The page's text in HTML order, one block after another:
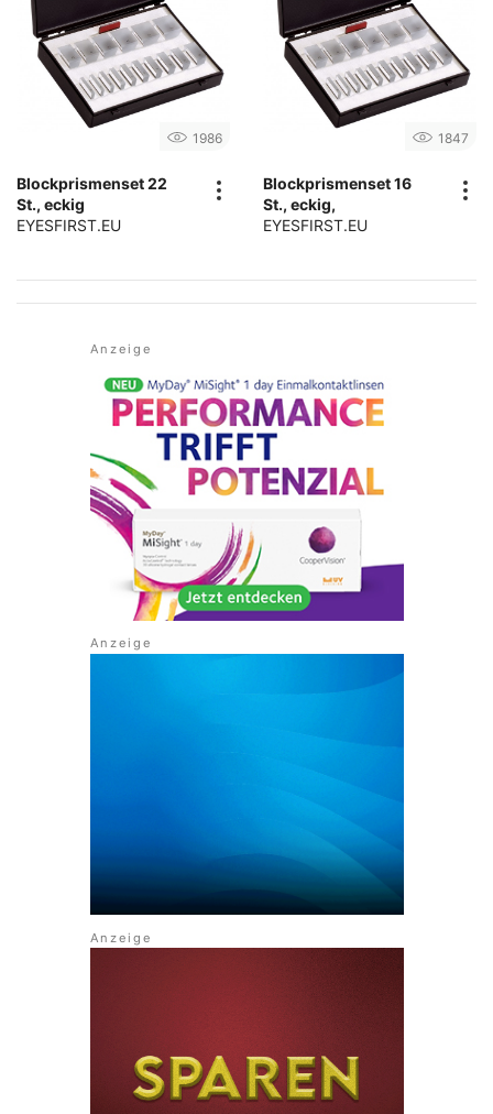
1986
Blockprismenset 22
St., eckig
EYESFIRST.EU
1847
Blockprismenset 16
St., eckig,
EYESFIRST.EU